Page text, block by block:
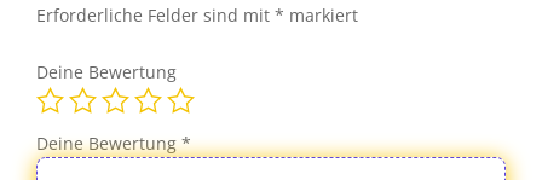
Erforderliche Felder sind mit* markiert
Deine Bewertung
Deine Bewertung*